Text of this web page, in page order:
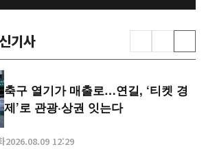
나, 양측 소속사는 현재까지 관련 내용을 공
. 따라서 이번 결혼설 역시 외신 보도에 근거
아직 검증되지 않은 상태다. 더 선은 호날
갈 마데이라섬 수도 푼샬(Funchal)의 대성
고, 피로연은 인근 5성급 사보이 팰리스 호텔
고 보도했다. 마데이라는 호날두가 태어나 유
으로, 그의 축구 인생이 시작된 상징적인 장
당 기간 일부 객실 층과 바(Bar) 시설을 일
기사
축구 열기가 매출로…연길, ‘티켓 경
제’로 관광·상권 잇는다
2026.08.09 12:29